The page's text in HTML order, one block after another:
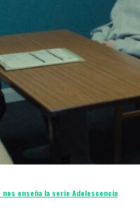
enseña la serie Adolescencia